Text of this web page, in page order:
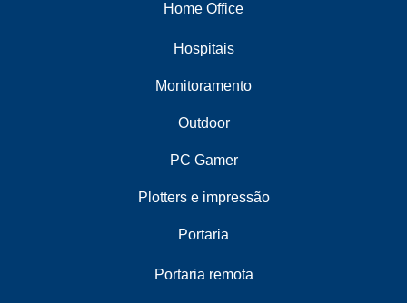
Home Office
Hospitais
Monitoramento
Outdoor
PC Gamer
Plotters e impressão
Portaria
Portaria remota